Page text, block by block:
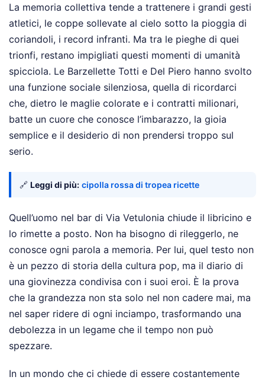
La memoria collettiva tende a trattenere i grandi gesti
atletici, le coppe sollevate al cielo sotto la pioggia di
coriandoli, i record infranti. Ma tra le pieghe di quei
trionfi, restano impigliati questi momenti di umanità
spicciola. Le Barzellette Totti e Del Piero hanno svolto
una funzione sociale silenziosa, quella di ricordarci
che, dietro le maglie colorate e i contratti milionari,
batte un cuore che conosce l’imbarazzo, la gioia
semplice e il desiderio di non prendersi troppo sul
serio.
🔗 Leggi di più: cipolla rossa di tropea ricette
Quell’uomo nel bar di Via Vetulonia chiude il libricino e
lo rimette a posto. Non ha bisogno di rileggerlo, ne
conosce ogni parola a memoria. Per lui, quel testo non
è un pezzo di storia della cultura pop, ma il diario di
una giovinezza condivisa con i suoi eroi. È la prova
che la grandezza non sta solo nel non cadere mai, ma
nel saper ridere di ogni inciampo, trasformando una
debolezza in un legame che il tempo non può
spezzare.
In un mondo che ci chiede di essere costantemente